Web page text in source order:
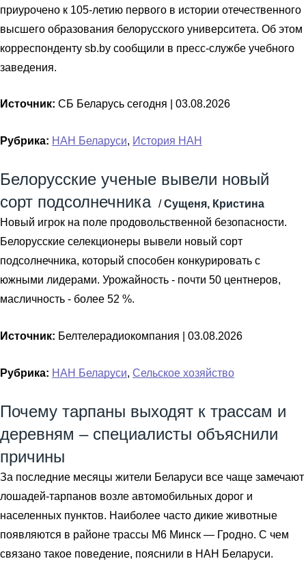
приурочено к 105-летию первого в истории отечественного
высшего образования белорусского университета. Об этом
корреспонденту sb.by сообщили в пресс-службе учебного
заведения.
Источник: СБ Беларусь сегодня | 03.08.2026
Рубрика: НАН Беларуси, История НАН
Белорусские ученые вывели новый
сорт подсолнечника /Сущеня, Кристина
Новый игрок на поле продовольственной безопасности.
Белорусские селекционеры вывели новый сорт
подсолнечника, который способен конкурировать с
южными лидерами. Урожайность - почти 50 центнеров,
масличность - более 52 %.
Источник: Белтелерадиокомпания | 03.08.2026
Рубрика: НАН Беларуси, Сельское хозяйство
Почему тарпаны выходят к трассам и
деревням – специалисты объяснили
причины
За последние месяцы жители Беларуси все чаще замечают
лошадей-тарпанов возле автомобильных дорог и
населенных пунктов. Наиболее часто дикие животные
появляются в районе трассы М6 Минск — Гродно. С чем
связано такое поведение, пояснили в НАН Беларуси.